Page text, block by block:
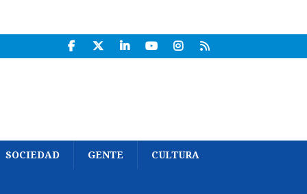
SOCIEDAD GENTE CULTURA